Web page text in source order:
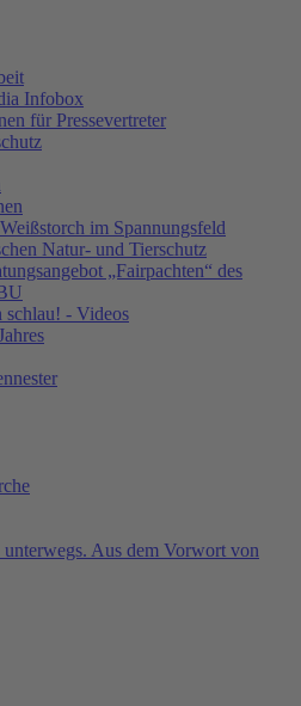
Infobox
für Pressevertreter
im Spannungsfeld
Natur- und Tierschutz
„Fairpachten“ des
schlau! - Videos
unterwegs. Aus dem Vorwort von